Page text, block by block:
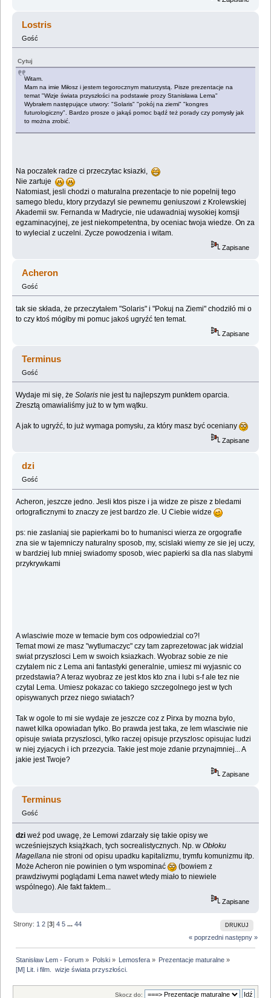
Lostris
Gość
Cytuj
Witam.
Mam na imie Miłosz i jestem tegorocznym maturzystą. Pisze prezentacje na
temat "Wizje świata przyszłości na podstawie prozy Stanisława Lema"
Wybrałem następujące utwory: "Solaris" "pokój na ziemi" "kongres
futurologiczny". Bardzo prosze o jakąś pomoc bądź też porady czy pomysły jak
to można zrobić.
Na poczatek radze ci przeczytac ksiazki,
Nie zartuje
Natomiast, jesli chodzi o maturalna prezentacje to nie popelnij tego
samego bledu, ktory przydazyl sie pewnemu geniuszowi z Krolewskiej
Akademii sw. Fernanda w Madrycie, nie udawadniaj wysokiej komsji
egzaminacyjnej, ze jest niekompetentna, by oceniac twoja wiedze. On za
to wylecial z uczelni. Zycze powodzenia i witam.
Zapisane
Acheron
Gość
tak sie składa, że przeczytałem "Solaris" i "Pokuj na Ziemi" chodziłó mi o
to czy ktoś mógłby mi pomuc jakoś ugryźć ten temat.
Zapisane
Terminus
Gość
Wydaje mi się, żeSolaris nie jest tu najlepszym punktem oparcia.
Zresztą omawialiśmy już to w tym wątku.
A jak to ugryźć, to już wymaga pomysłu, za który masz być oceniany
Zapisane
dzi
Gość
Acheron, jeszcze jedno. Jesli ktos pisze i ja widze ze pisze z bledami
ortograficznymi to znaczy ze jest bardzo zle. U Ciebie widze
ps: nie zaslaniaj sie papierkami bo to humanisci wierza ze orgografie
zna sie w tajemniczy naturalny sposob, my, scislaki wiemy ze sie jej uczy,
w bardziej lub mniej swiadomy sposob, wiec papierki sa dla nas slabymi
przykrywkami
A wlasciwie moze w temacie bym cos odpowiedzial co?!
Temat mowi ze masz "wytlumaczyc" czy tam zaprezetowac jak widzial
swiat przyszlosci Lem w swoich ksiazkach. Wyobraz sobie ze nie
czytalem nic z Lema ani fantastyki generalnie, umiesz mi wyjasnic co
przedstawia? A teraz wyobraz ze jest ktos kto zna i lubi s-f ale tez nie
czytal Lema. Umiesz pokazac co takiego szczegolnego jest w tych
opisywanych przez niego swiatach?
Tak w ogole to mi sie wydaje ze jeszcze coz z Pirxa by mozna bylo,
nawet kilka opowiadan tylko. Bo prawda jest taka, ze lem wlasciwie nie
opisuje swiata przyszlosci, tylko raczej opisuje przyszlosc opisujac ludzi
w niej zyjacych i ich przezycia. Takie jest moje zdanie przynajmniej... A
jakie jest Twoje?
Zapisane
Terminus
Gość
dzi weź pod uwagę, że Lemowi zdarzały się takie opisy we
wcześniejszych książkach, tych socrealistycznych. Np. wObłoku
Magellananie stroni od opisu upadku kapitalizmu, trymfu komunizmu itp.
Może Acheron nie powinien o tym wspominać
(bowiem z
prawdziwymi poglądami Lema nawet wtedy miało to niewiele
wspólnego). Ale fakt faktem...
Zapisane
DRUKUJ
Strony: 1 2 [3]4 5 ...44
« poprzedni następny »
Stanisław Lem - Forum » Polski» Lemosfera» Prezentacje maturalne »
[M] Lit. i film.  wizje świata przyszłości.
Skocz do: